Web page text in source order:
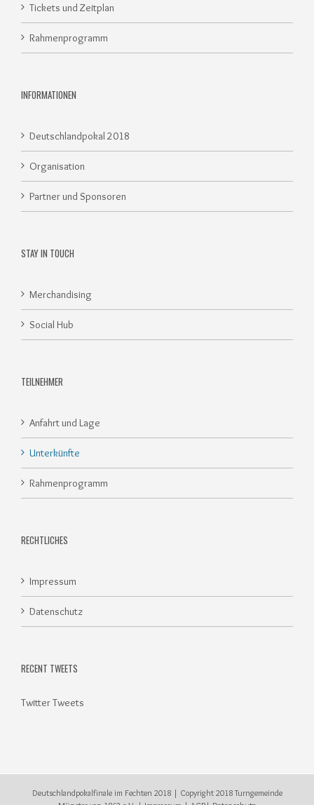
Tickets und Zeitplan
Rahmenprogramm
INFORMATIONEN
Deutschlandpokal 2018
Organisation
Partner und Sponsoren
STAY IN TOUCH
Merchandising
Social Hub
TEILNEHMER
Anfahrt und Lage
Unterkünfte
Rahmenprogramm
RECHTLICHES
Impressum
Datenschutz
RECENT TWEETS
Twitter Tweets
Deutschlandpokalfinale im Fechten 2018 | Copyright 2018 Turngemeinde